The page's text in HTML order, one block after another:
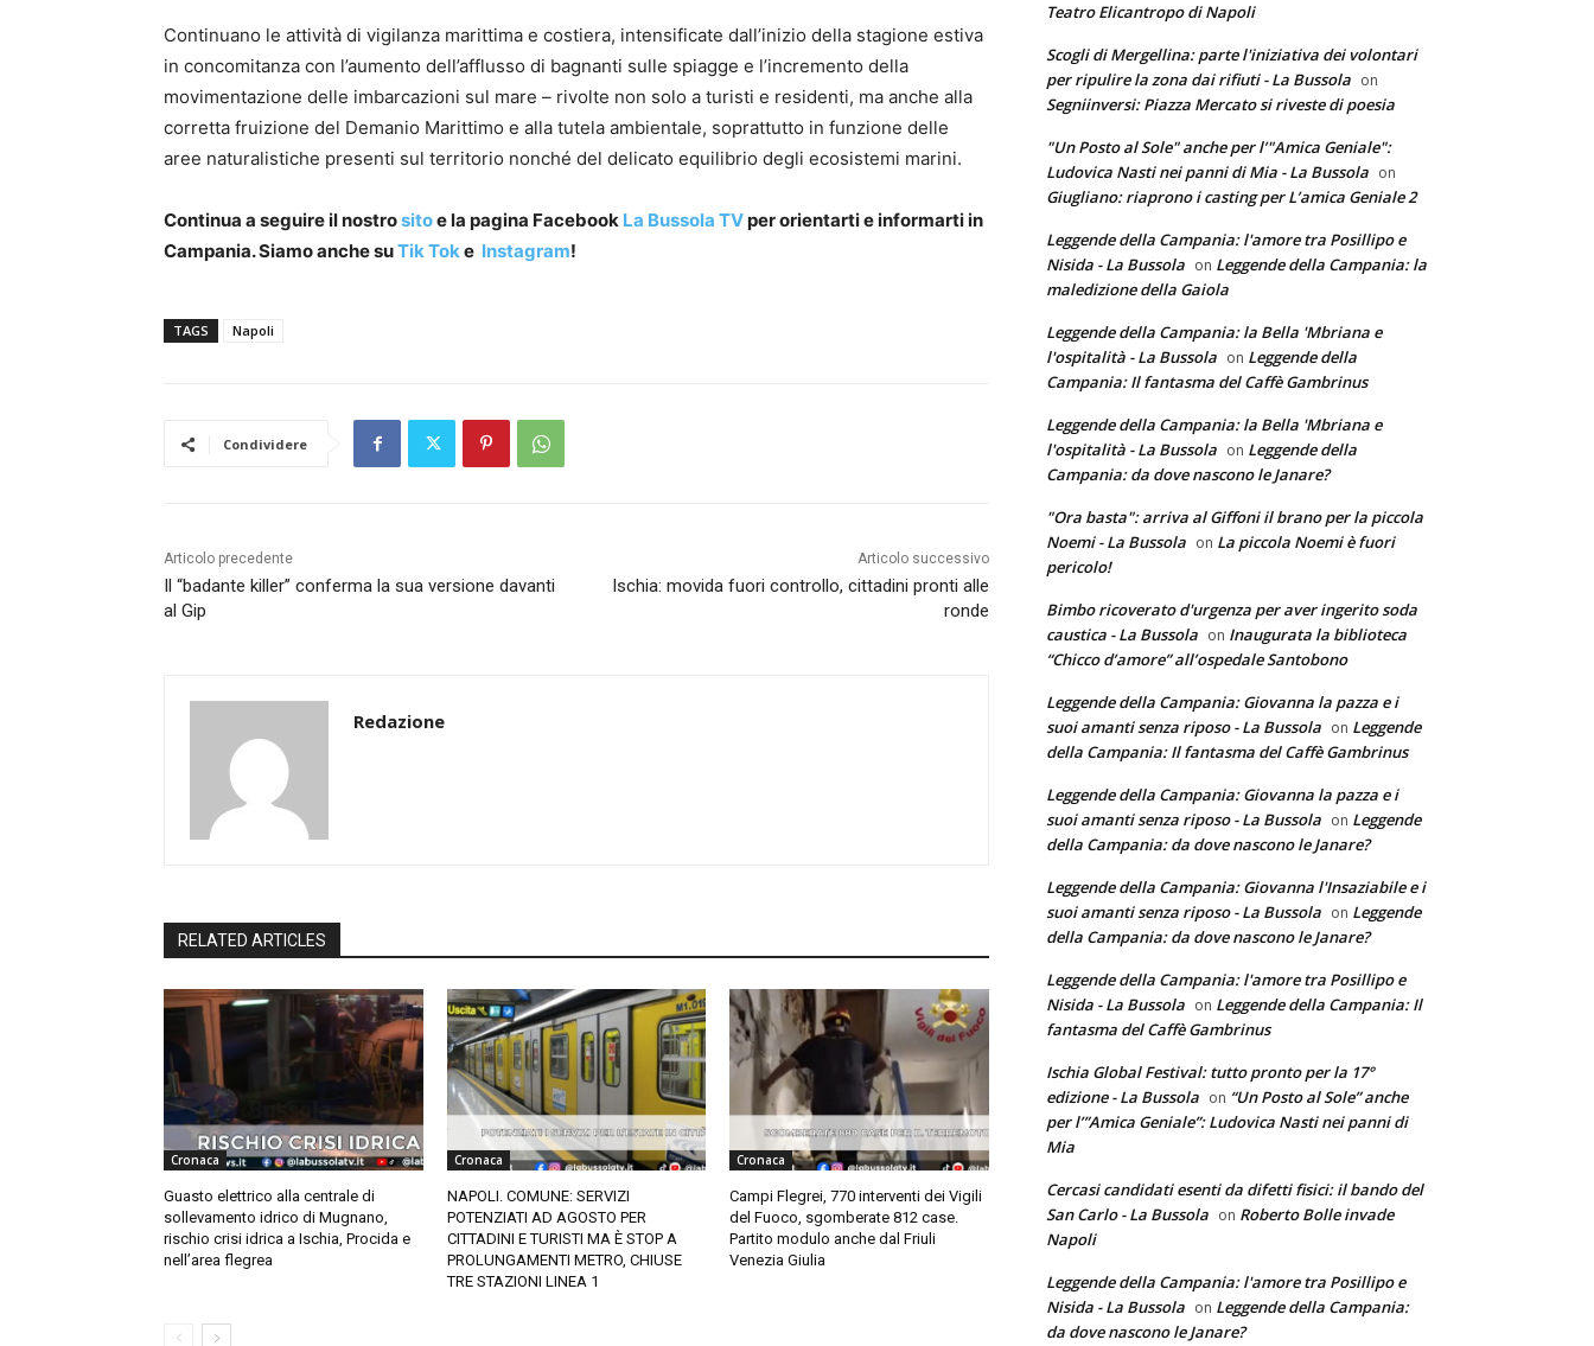
Continuano le attività di vigilanza marittima e costiera, intensificate dall’inizio della stagione estiva
in concomitanza con l’aumento dell’afflusso di bagnanti sulle spiagge e l’incremento della
movimentazione delle imbarcazioni sul mare – rivolte non solo a turisti e residenti, ma anche alla
corretta fruizione del Demanio Marittimo e alla tutela ambientale, soprattutto in funzione delle
aree naturalistiche presenti sul territorio nonché del delicato equilibrio degli ecosistemi marini.
Continua a seguire il nostrositoe la pagina Facebook La Bussola TVper orientarti e informarti in
Campania. Siamo anche suTik Toke Instagram!
TAGS Napoli
Condividere
Articolo precedente
Il “badante killer” conferma la sua versione davanti
al Gip
Articolo successivo
Ischia: movida fuori controllo, cittadini pronti alle
ronde
Redazione
RELATED ARTICLES
Cronaca
Guasto elettrico alla centrale di
sollevamento idrico di Mugnano,
rischio crisi idrica a Ischia, Procida e
nell’area flegrea
Cronaca
NAPOLI. COMUNE: SERVIZI
POTENZIATI AD AGOSTO PER
CITTADINI E TURISTI MA È STOP A
PROLUNGAMENTI METRO, CHIUSE
TRE STAZIONI LINEA 1
Cronaca
Campi Flegrei, 770 interventi dei Vigili
del Fuoco, sgomberate 812 case.
Partito modulo anche dal Friuli
Venezia Giulia
Teatro Elicantropo di Napoli
Scogli di Mergellina: parte l'iniziativa dei volontari
per ripulire la zona dai rifiuti - La Bussola on
Segniinversi: Piazza Mercato si riveste di poesia
"Un Posto al Sole" anche per l’"Amica Geniale":
Ludovica Nasti nei panni di Mia - La Bussola on
Giugliano: riaprono i casting per L’amica Geniale 2
Leggende della Campania: l'amore tra Posillipo e
Nisida - La Bussola on Leggende della Campania: la
maledizione della Gaiola
Leggende della Campania: la Bella 'Mbriana e
l'ospitalità - La Bussola on Leggende della
Campania: Il fantasma del Caffè Gambrinus
Leggende della Campania: la Bella 'Mbriana e
l'ospitalità - La Bussola on Leggende della
Campania: da dove nascono le Janare?
"Ora basta": arriva al Giffoni il brano per la piccola
Noemi - La Bussola on La piccola Noemi è fuori
pericolo!
Bimbo ricoverato d'urgenza per aver ingerito soda
caustica - La Bussola on Inaugurata la biblioteca
“Chicco d’amore” all’ospedale Santobono
Leggende della Campania: Giovanna la pazza e i
suoi amanti senza riposo - La Bussola on Leggende
della Campania: Il fantasma del Caffè Gambrinus
Leggende della Campania: Giovanna la pazza e i
suoi amanti senza riposo - La Bussola on Leggende
della Campania: da dove nascono le Janare?
Leggende della Campania: Giovanna l'Insaziabile e i
suoi amanti senza riposo - La Bussola on Leggende
della Campania: da dove nascono le Janare?
Leggende della Campania: l'amore tra Posillipo e
Nisida - La Bussola on Leggende della Campania: Il
fantasma del Caffè Gambrinus
Ischia Global Festival: tutto pronto per la 17°
edizione - La Bussola on “Un Posto al Sole” anche
per l’”Amica Geniale”: Ludovica Nasti nei panni di
Mia
Cercasi candidati esenti da difetti fisici: il bando del
San Carlo - La Bussola on Roberto Bolle invade
Napoli
Leggende della Campania: l'amore tra Posillipo e
Nisida - La Bussola on Leggende della Campania:
da dove nascono le Janare?